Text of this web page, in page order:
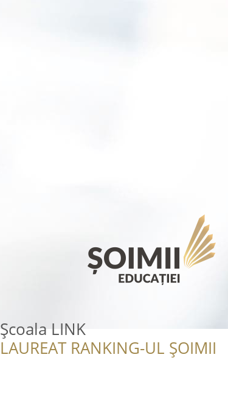
Şcoala LINK
LAUREAT RANKING-UL ȘOIMII